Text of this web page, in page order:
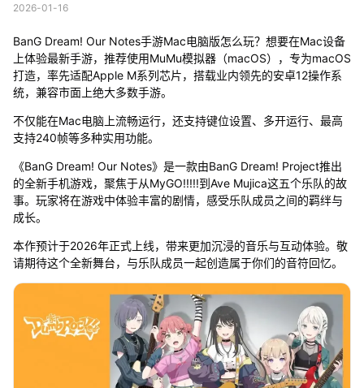
2026-01-16
BanG Dream! Our Notes手游Mac电脑版怎么玩？想要在Mac设备
上体验最新手游，推荐使用MuMu模拟器（macOS），专为macOS
打造，率先适配Apple M系列芯片，搭载业内领先的安卓12操作系
统，兼容市面上绝大多数手游。
不仅能在Mac电脑上流畅运行，还支持键位设置、多开运行、最高
支持240帧等多种实用功能。
《BanG Dream! Our Notes》是一款由BanG Dream! Project推出
的全新手机游戏，聚焦于从MyGO!!!!!到Ave Mujica这五个乐队的故
事。玩家将在游戏中体验丰富的剧情，感受乐队成员之间的羁绊与
成长。
本作预计于2026年正式上线，带来更加沉浸的音乐与互动体验。敬
请期待这个全新舞台，与乐队成员一起创造属于你们的音符回忆。